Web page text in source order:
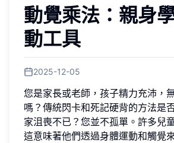
動覺乘法：親身
動工具
2025-12-05
您是家長或老師，孩子精力充沛，
嗎？傳統閃卡和死記硬背的方法是
家沮喪不已？您並不孤單。許多兒
這意味著他們透過身體運動和觸覺